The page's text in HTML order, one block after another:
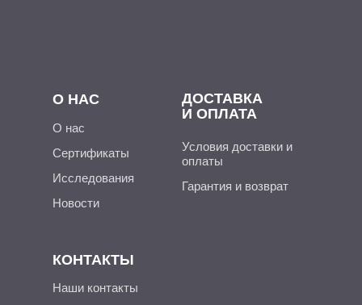
ДОСТАВКА
И ОПЛАТА
КОНТАКТЫ
О НАС
О нас
Условия доставки и
оплаты
Наши контакты
Сертификаты
Исследования
Новости
Гарантия и возврат